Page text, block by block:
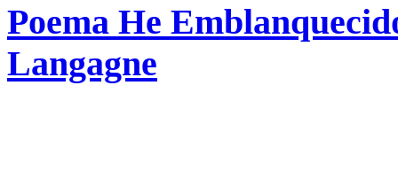
Poema He
Langagne